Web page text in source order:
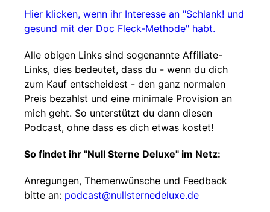
Hier klicken, wenn ihr Interesse an "Schlank! und
gesund mit der Doc Fleck-Methode" habt.
Alle obigen Links sind sogenannte Affiliate-
Links, dies bedeutet, dass du - wenn du dich
zum Kauf entscheidest - den ganz normalen
Preis bezahlst und eine minimale Provision an
mich geht. So unterstützt du dann diesen
Podcast, ohne dass es dich etwas kostet!
So findet ihr "Null Sterne Deluxe" im Netz:
Anregungen, Themenwünsche und Feedback
bitte an: podcast@nullsternedeluxe.de